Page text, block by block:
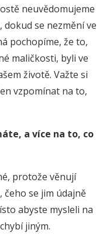
neuvědomujeme
se nezmění ve
pochopíme, že to,
maličkosti, byli ve
životě. Važte si
vzpomínat na to,
a více na to, co
protože věnují
se jim údajně
abyste mysleli na
jiným.